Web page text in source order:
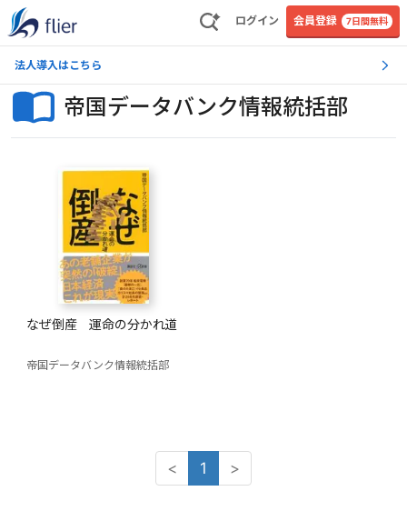
ログイン 会員登録 7日間無料
法人導入はこちら
帝国データバンク情報統括部
なぜ倒産 運命の分かれ道
帝国データバンク情報統括部
< 1 >